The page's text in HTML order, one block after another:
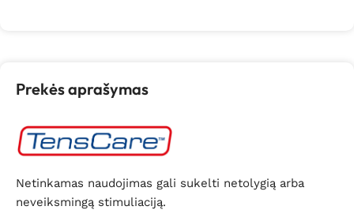
Prekės aprašymas
Netinkamas naudojimas gali sukelti netolygią arba
neveiksmingą stimuliaciją.